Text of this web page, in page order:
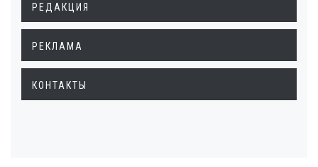
РЕДАКЦИЯ
РЕКЛАМА
КОНТАКТЫ